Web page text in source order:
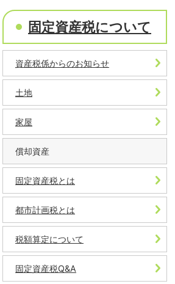
固定資産税について
資産税係からのお知らせ
土地
家屋
償却資産
固定資産税とは
都市計画税とは
税額算定について
固定資産税Q&A